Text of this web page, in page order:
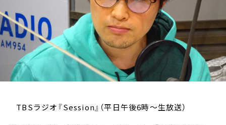
TBSラジオ『Session』（平日午後6時～生放送）